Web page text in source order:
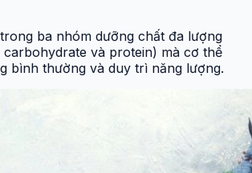
ba nhóm dưỡng chất đa lượng
và protein) mà cơ thể
bình thường và duy trì năng lượng.